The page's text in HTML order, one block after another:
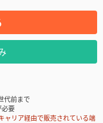
代前まで
要
リア経由で販売されている端